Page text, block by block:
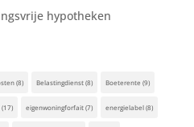
hypotheken
(8) Belastingdienst(8) Boeterente (9)
(17) eigenwoningforfait(7) energielabel(8)